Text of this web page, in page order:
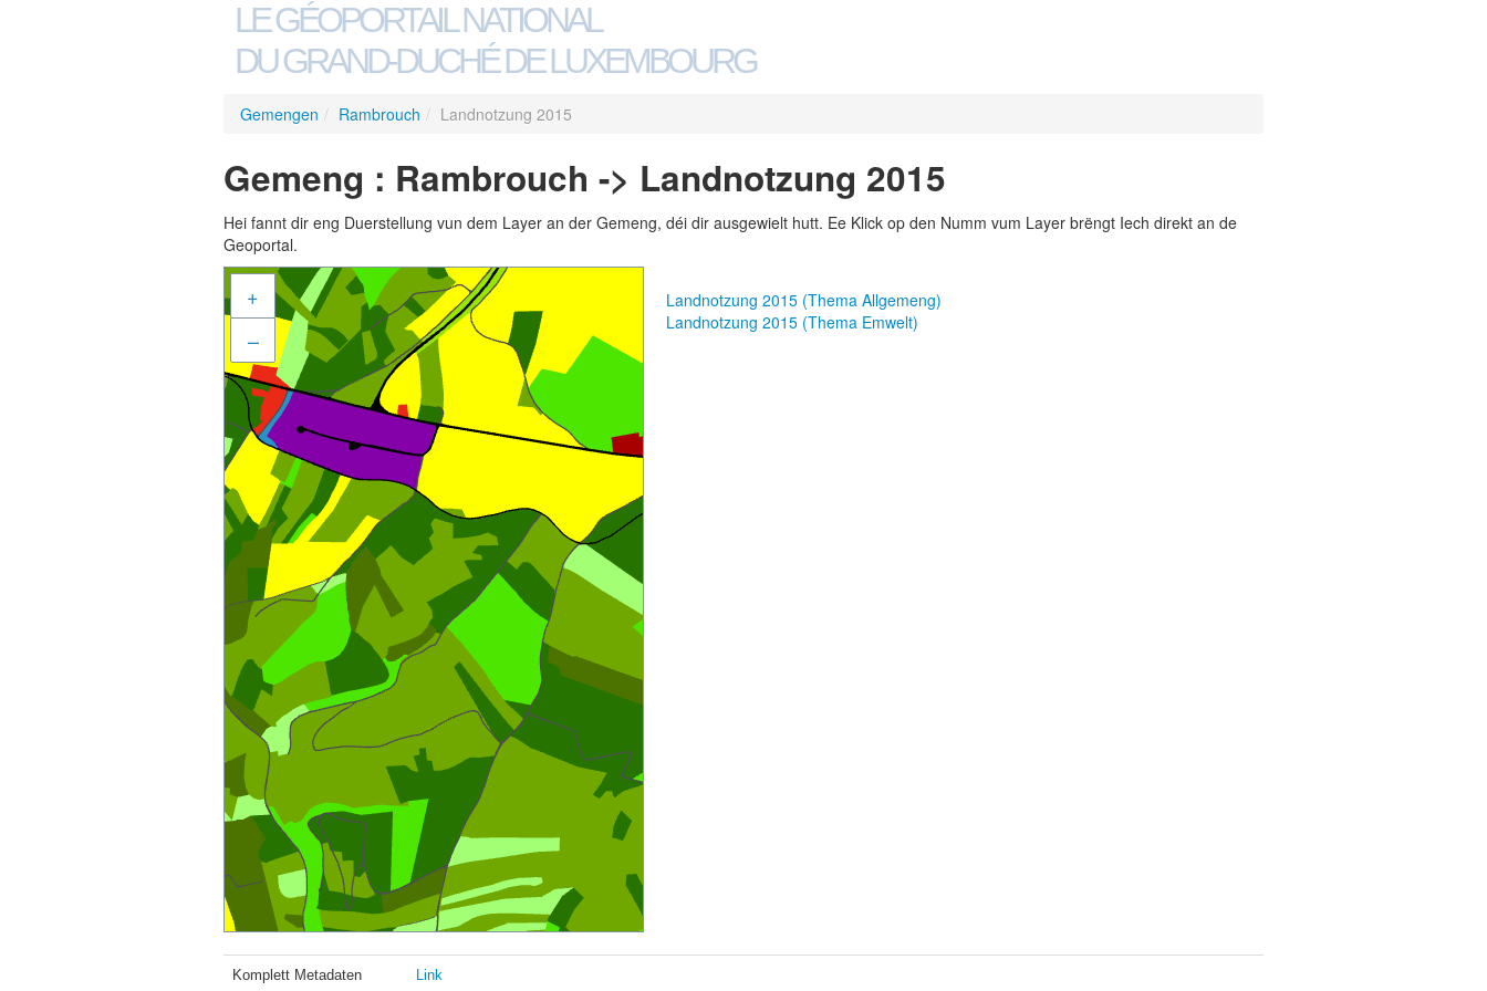
LE GÉOPORTAIL NATIONAL
DU GRAND-DUCHÉ DE LUXEMBOURG
Gemengen / Rambrouch / Landnotzung 2015
Gemeng : Rambrouch -> Landnotzung 2015
Hei fannt dir eng Duerstellung vun dem Layer an der Gemeng, déi dir ausgewielt hutt. Ee Klick op den Numm vum Layer brëngt Iech direkt an de
Geoportal.
+
–
Landnotzung 2015 (Thema Allgemeng)
Landnotzung 2015 (Thema Emwelt)
Komplett Metadaten Link